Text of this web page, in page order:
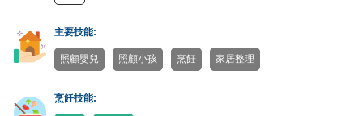
主要技能:
照顧嬰兒 照顧小孩 烹飪 家居整理
烹飪技能: